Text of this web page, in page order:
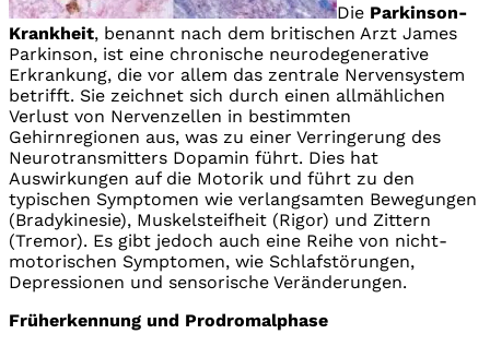
Die Parkinson-
Krankheit, benannt nach dem britischen Arzt James
Parkinson, ist eine chronische neurodegenerative
Erkrankung, die vor allem das zentrale Nervensystem
betrifft. Sie zeichnet sich durch einen allmählichen
Verlust von Nervenzellen in bestimmten
Gehirnregionen aus, was zu einer Verringerung des
Neurotransmitters Dopamin führt. Dies hat
Auswirkungen auf die Motorik und führt zu den
typischen Symptomen wie verlangsamten Bewegungen
(Bradykinesie), Muskelsteifheit (Rigor) und Zittern
(Tremor). Es gibt jedoch auch eine Reihe von nicht-
motorischen Symptomen, wie Schlafstörungen,
Depressionen und sensorische Veränderungen.
Früherkennung und Prodromalphase